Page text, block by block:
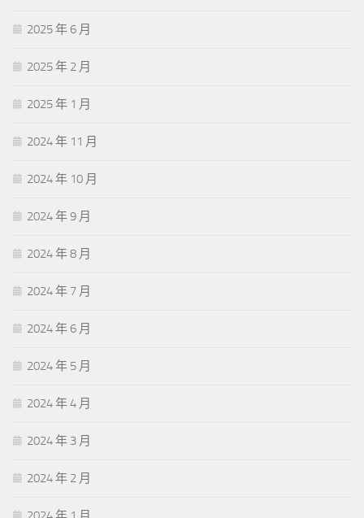
2025 年 6 月
2025 年 2 月
2025 年 1 月
2024 年 11 月
2024 年 10 月
2024 年 9 月
2024 年 8 月
2024 年 7 月
2024 年 6 月
2024 年 5 月
2024 年 4 月
2024 年 3 月
2024 年 2 月